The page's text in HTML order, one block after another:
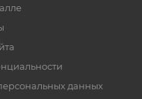
данных